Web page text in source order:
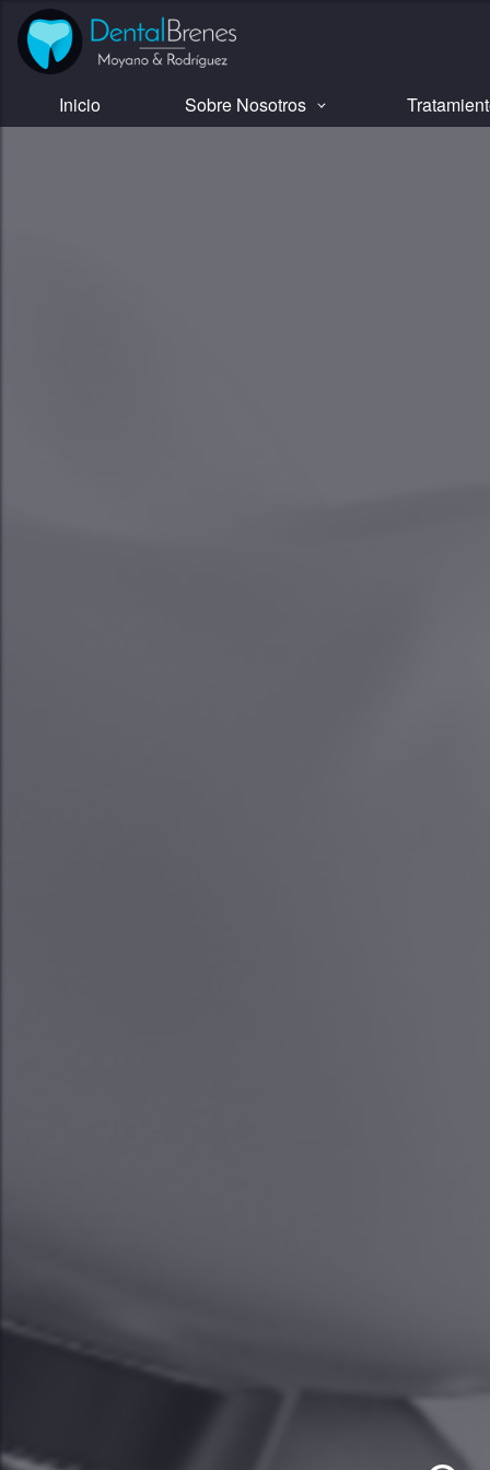
Inicio Sobre Nosotros